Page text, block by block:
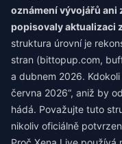
oznámení vývojářů ani
popisovaly aktualizaci
struktura úrovní je
stran (bittopup.com,
a dubnem 2026.
června 2026“, aniž by
hádá. Považujte tuto
nikoliv oficiálně